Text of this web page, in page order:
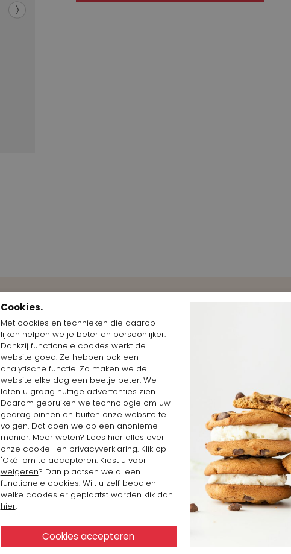
Cookies.
Met cookies en technieken die daarop
lijken helpen we je beter en persoonlijker.
Dankzij functionele cookies werkt de
website goed. Ze hebben ook een
analytische functie. Zo maken we de
website elke dag een beetje beter. We
laten u graag nuttige advertenties zien.
Daarom gebruiken we technologie om uw
gedrag binnen en buiten onze website te
volgen. Dat doen we op een anonieme
manier. Meer weten? Lees hieralles over
onze cookie- en privacyverklaring. Klik op
'Oké' om te accepteren. Kiest u voor
weigeren? Dan plaatsen we alleen
functionele cookies. Wilt u zelf bepalen
welke cookies er geplaatst worden klik dan
hier.